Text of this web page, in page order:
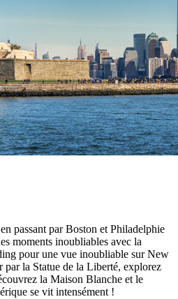
passant par Boston et Philadelphie
moments inoubliables avec la
pour une vue inoubliable sur New
par la Statue de la Liberté, explorez
la Maison Blanche et le
se vit intensément !